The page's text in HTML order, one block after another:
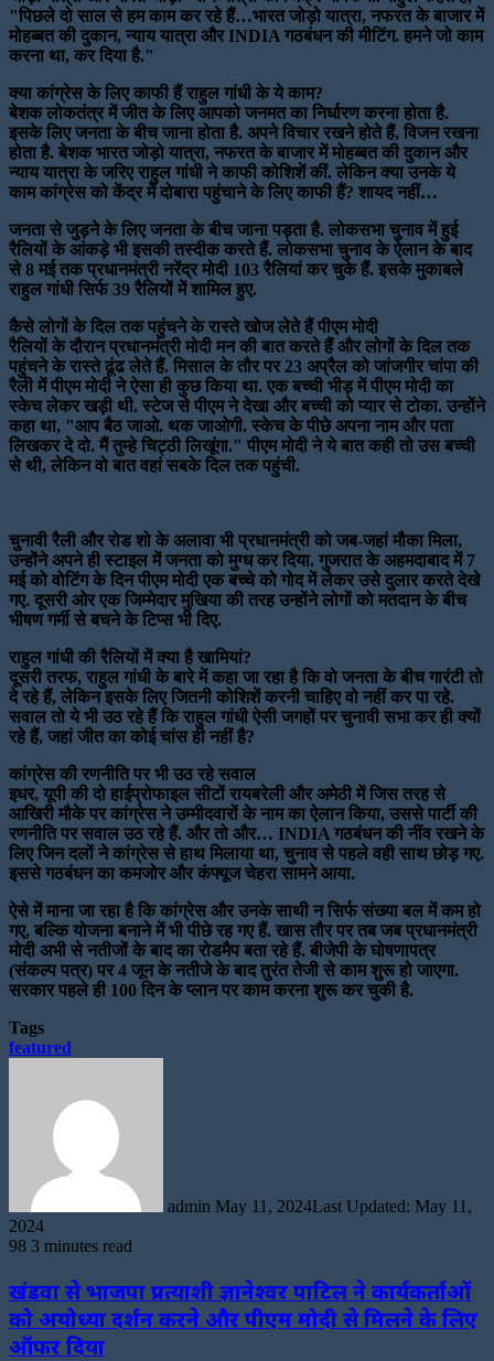
"पिछले दो साल से हम काम कर रहे हैं…भारत जोड़ो यात्रा, नफरत के बाजार में
मोहब्बत की दुकान, न्याय यात्रा और INDIA गठबंधन की मीटिंग. हमने जो काम
करना था, कर दिया है."
क्या कांग्रेस के लिए काफी हैं राहुल गांधी के ये काम?
बेशक लोकतंत्र में जीत के लिए आपको जनमत का निर्धारण करना होता है.
इसके लिए जनता के बीच जाना होता है. अपने विचार रखने होते हैं, विजन रखना
होता है. बेशक भारत जोड़ो यात्रा, नफरत के बाजार में मोहब्बत की दुकान और
न्याय यात्रा के जरिए राहुल गांधी ने काफी कोशिशें कीं. लेकिन क्या उनके ये
काम कांग्रेस को केंद्र में दोबारा पहुंचाने के लिए काफी हैं? शायद नहीं…
जनता से जुड़ने के लिए जनता के बीच जाना पड़ता है. लोकसभा चुनाव में हुई
रैलियों के आंकड़े भी इसकी तस्दीक करते हैं. लोकसभा चुनाव के ऐलान के बाद
से 8 मई तक प्रधानमंत्री नरेंद्र मोदी 103 रैलियां कर चुके हैं. इसके मुकाबले
राहुल गांधी सिर्फ 39 रैलियों मेंशामिल हुए.
कैसे लोगों के दिल तक पहुंचने के रास्ते खोज लेते हैं पीएम मोदी
रैलियों के दौरान प्रधानमंत्री मोदी मन की बात करते हैं और लोगों के दिल तक
पहुंचने के रास्ते ढूंढ लेते हैं. मिसाल के तौर पर 23 अप्रैल को जांजगीर चांपा की
रैली में पीएम मोदी ने ऐसा ही कुछ किया था. एक बच्ची भीड़ में पीएम मोदी का
स्केच लेकर खड़ी थी. स्टेज से पीएम ने देखा और बच्ची को प्यार से टोका. उन्होंने
कहा था, "आप बैठ जाओ. थक जाओगी. स्केच के पीछे अपना नाम और पता
लिखकर दे दो. मैं तुम्हे चिट्ठी लिखूंगा." पीएम मोदी ने ये बात कही तो उस बच्ची
से थी, लेकिन वो बात वहां सबके दिल तक पहुंची.
चुनावी रैली और रोड शो के अलावा भी प्रधानमंत्री को जब-जहां मौका मिला,
उन्होंने अपने ही स्टाइल में जनता को मुग्ध कर दिया. गुजरात के अहमदाबाद में 7
मई को वोटिंग के दिन पीएम मोदी एक बच्चे को गोद में लेकर उसे दुलार करते देखे
गए. दूसरी ओर एक जिम्मेदार मुखिया की तरह उन्होंने लोगों को मतदान के बीच
भीषण गर्मी से बचने के टिप्स भी दिए.
राहुल गांधी की रैलियों में क्या है खामियां?
दूसरी तरफ, राहुल गांधी के बारे में कहा जा रहा है कि वो जनता के बीच गारंटी तो
दे रहे हैं, लेकिन इसके लिए जितनी कोशिशें करनी चाहिए वो नहीं कर पा रहे.
सवाल तो ये भी उठ रहे हैं कि राहुल गांधी ऐसी जगहों पर चुनावी सभा कर ही क्यों
रहे हैं, जहां जीत का कोई चांस ही नहीं है?
कांग्रेस की रणनीति पर भी उठ रहे सवाल
इधर, यूपी की दो हाईप्रोफाइल सीटों रायबरेली और अमेठी में जिस तरह से
आखिरी मौके पर कांग्रेस ने उम्मीदवारों के नाम का ऐलान किया, उससे पार्टी की
रणनीति पर सवाल उठ रहे हैं. और तो और… INDIA गठबंधन की नींव रखने के
लिए जिन दलों ने कांग्रेस से हाथ मिलाया था, चुनाव से पहले वही साथ छोड़ गए.
इससे गठबंधन का कमजोर और कंफ्यूज चेहरा सामने आया.
ऐसे में माना जा रहा है कि कांग्रेस और उनके साथी न सिर्फ संख्या बल में कम हो
गए, बल्कि योजना बनाने में भी पीछे रह गए हैं. खास तौर पर तब जब प्रधानमंत्री
मोदी अभी से नतीजों के बाद का रोडमैप बता रहे हैं. बीजेपी के घोषणापत्र
(संकल्प पत्र) पर 4 जून के नतीजे के बाद तुरंत तेजी से काम शुरू हो जाएगा.
सरकार पहले ही 100 दिन के प्लान पर काम करना शुरू कर चुकी है.
Tags
featured
admin May 11, 2024Last Updated: May 11,
2024
98 3 minutes read
खंडवा से भाजपा प्रत्याशी ज्ञानेश्वर पाटिल ने कार्यकर्ताओं
को अयोध्या दर्शन करने और पीएम मोदी से मिलने के लिए
ऑफर दिया